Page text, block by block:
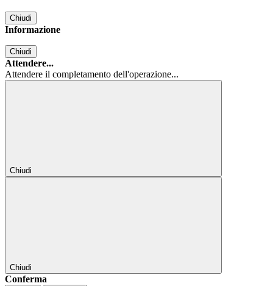
Chiudi
Informazione
Chiudi
Attendere...
Attendere il completamento dell'operazione...
Chiudi
Chiudi
Conferma